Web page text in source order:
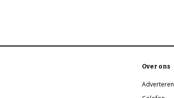
Over ons
Adverteren